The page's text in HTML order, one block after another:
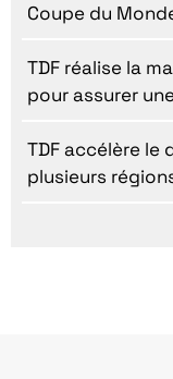
Coupe du
TDF réalise la
pour assurer
TDF accélère le
plusieurs